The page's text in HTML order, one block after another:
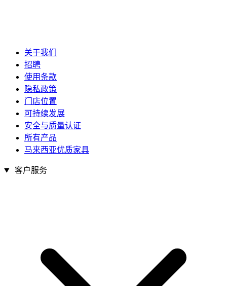
关于我们
招聘
使用条款
隐私政策
门店位置
可持续发展
安全与质量认证
所有产品
马来西亚优质家具
客户服务